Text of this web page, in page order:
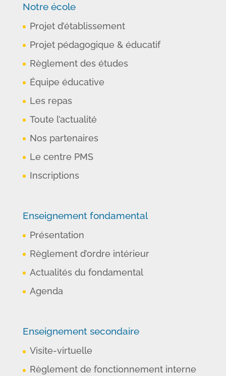
Notre école
Projet d’établissement
Projet pédagogique & éducatif
Règlement des études
Équipe éducative
Les repas
Toute l’actualité
Nos partenaires
Le centre PMS
Inscriptions
Enseignement fondamental
Présentation
Règlement d’ordre intérieur
Actualités du fondamental
Agenda
Enseignement secondaire
Visite-virtuelle
Règlement de fonctionnement interne